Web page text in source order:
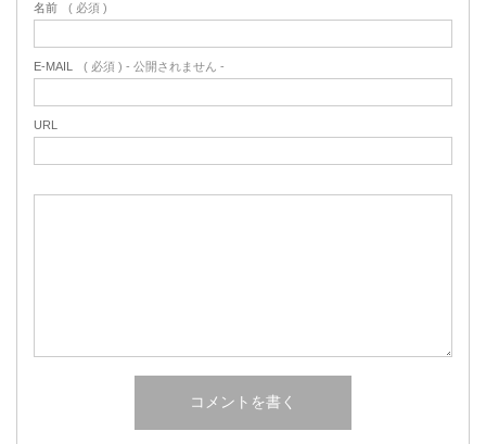
名前 ( 必須 )
E-MAIL ( 必須 ) - 公開されません -
URL